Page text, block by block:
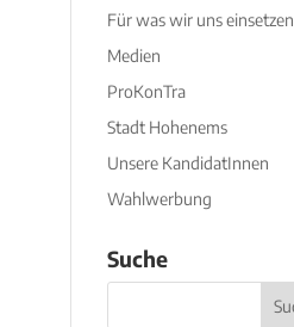
Für was wir uns einsetzen
Medien
ProKonTra
Stadt Hohenems
Unsere KandidatInnen
Wahlwerbung
Suche